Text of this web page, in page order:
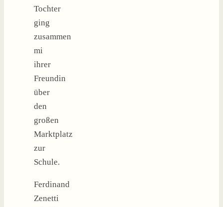
Tochter
ging
zusammen
mi
ihrer
Freundin
über
den
großen
Marktplatz
zur
Schule.
Ferdinand
Zenetti